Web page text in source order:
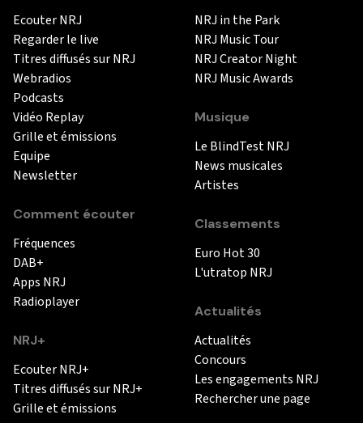
Ecouter NRJ
Regarder le live
Titres diffusés sur NRJ
Webradios
Podcasts
Vidéo Replay
Grille et émissions
Equipe
Newsletter
Comment écouter
Fréquences
DAB+
Apps NRJ
Radioplayer
NRJ+
Ecouter NRJ+
Titres diffusés sur NRJ+
Grille et émissions
NRJ in the Park
NRJ Music Tour
NRJ Creator Night
NRJ Music Awards
Musique
Le BlindTest NRJ
News musicales
Artistes
Classements
Euro Hot 30
L'utratop NRJ
Actualités
Actualités
Concours
Les engagements NRJ
Rechercher une page